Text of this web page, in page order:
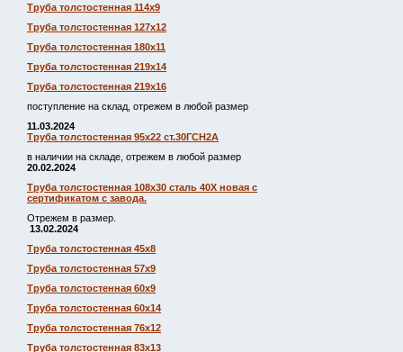
Труба толстостенная 114х9
Труба толстостенная 127х12
Труба толстостенная 180х11
Труба толстостенная 219х14
Труба толстостенная 219х16
поступление на склад, отрежем в любой размер
11.03.2024
Труба толстостенная 95х22 ст.30ГСН2А
в наличии на складе, отрежем в любой размер
20.02.2024
Труба толстостенная 108х30 сталь 40Х новая с
сертификатом с завода.
Отрежем в размер.
13.02.2024
Труба толстостенная 45х8
Труба толстостенная 57х9
Труба толстостенная 60х9
Труба толстостенная 60х14
Труба толстостенная 76х12
Труба толстостенная 83х13